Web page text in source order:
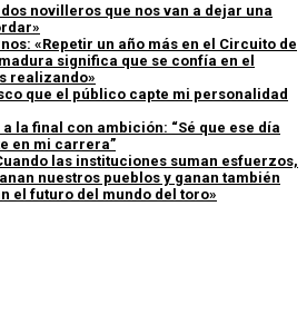
novilleros que nos van a dejar una
«Repetir un año más en el Circuito de
significa que se confía en el
realizando»
que el público capte mi personalidad
la final con ambición: “Sé que ese día
en mi carrera”
las instituciones suman esfuerzos,
nuestros pueblos y ganan también
el futuro del mundo del toro»